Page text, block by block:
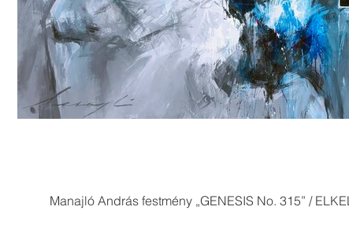
Manajló András festmény „GENESIS No. 315” /